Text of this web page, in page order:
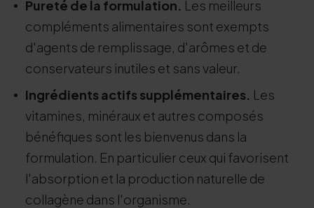
Pureté de la formulation. Les meilleurs
compléments alimentaires sont exempts
d'agents de remplissage, d'arômes et de
conservateurs inutiles et sans valeur.
Ingrédients actifs supplémentaires. Les
vitamines, minéraux et autres composés
bénéfiques sont les bienvenus dans la
formulation. En particulier ceux qui favorisent
l'absorption et la production naturelle de
collagène dans l'organisme.